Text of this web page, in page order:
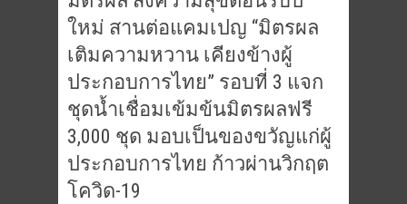
ใหม่ สานต่อแคมเปญ “มิตรผล
เติมความหวาน เคียงข้างผู้
ประกอบการไทย” รอบที่ 3 แจก
ชุดน้ำเชื่อมเข้มข้นมิตรผลฟรี
3,000 ชุด มอบเป็นของขวัญแก่ผู้
ประกอบการไทย ก้าวผ่านวิกฤต
โควิด-19